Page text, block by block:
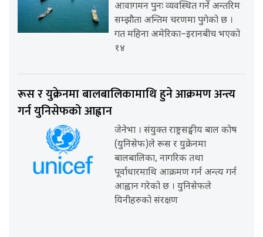
आवागमन पुनः व्यवस्थित गर्ने अन्तरिम
सम्झौता अन्तिम चरणमा पुगेको छ ।
गत महिना अमेरिका–इरानबीच भएको
१४
रूस र युक्रेनमा बालबालिकामाथि हुने आक्रमण अन्त्य
गर्न युनिसेफको आह्वान
जेनेभा । संयुक्त राष्ट्रसङ्घीय बाल कोष
(युनिसेफ)ले रूस र युक्रेनमा
बालबालिका, नागरिक तथा
पूर्वाधारमाथि आक्रमण गर्न अन्त्य गर्न
आह्वान गरेको छ । युनिसेफले
यिनीहरुको संरक्षण